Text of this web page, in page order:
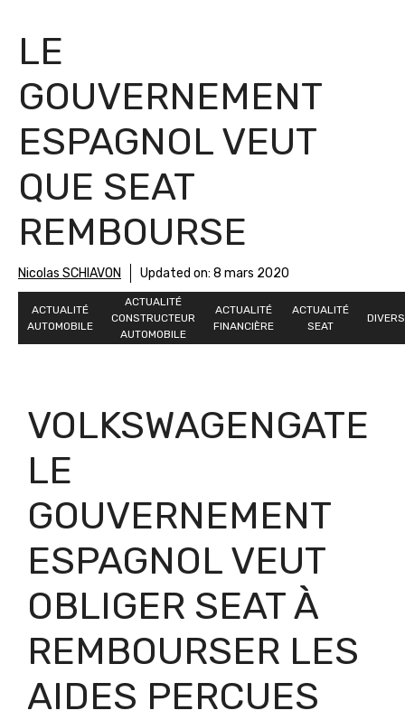
LE
GOUVERNEMENT
ESPAGNOL VEUT
QUE SEAT
REMBOURSE
Nicolas SCHIAVON Updated on: 8 mars 2020
ACTUALITÉ
AUTOMOBILE
ACTUALITÉ
CONSTRUCTEUR
AUTOMOBILE
ACTUALITÉ
FINANCIÈRE
ACTUALITÉ
SEAT
DIVERS
VOLKSWAGENGATE
LE
GOUVERNEMENT
ESPAGNOL VEUT
OBLIGER SEAT À
REMBOURSER LES
AIDES PERCUES